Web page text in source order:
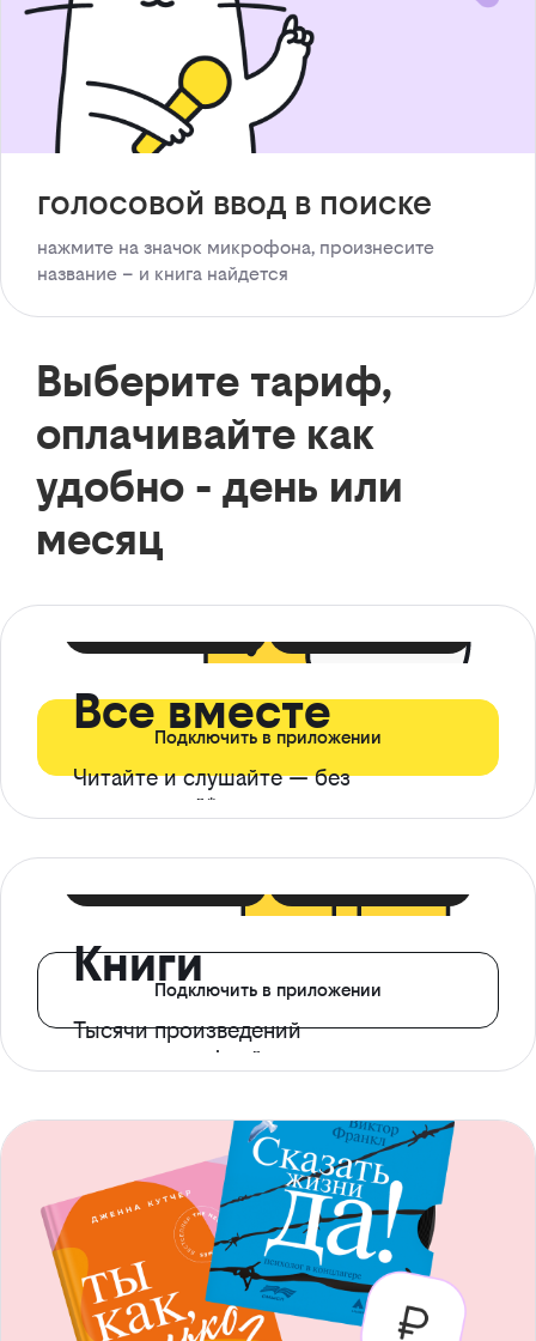
голосовой ввод в поиске
нажмите на значок микрофона, произнесите
название – и книга найдется
Выберите тариф,
оплачивайте как
удобно - день или
месяц
Все вместе
Читайте и слушайте — без
ограничений*
Подключить в приложении
Книги
Тысячи произведений
с доступом офлайн
Подключить в приложении